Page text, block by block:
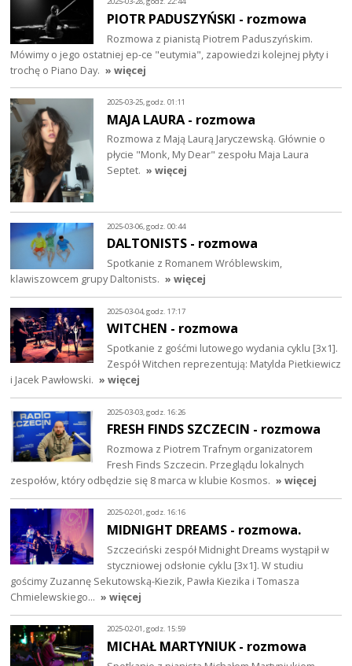
PIOTR PADUSZYŃSKI - rozmowa
Rozmowa z pianistą Piotrem Paduszyńskim.
Mówimy o jego ostatniej ep-ce "eutymia", zapowiedzi kolejnej płyty i
trochę o Piano Day. » więcej
2025-03-25, godz. 01:11
MAJA LAURA - rozmowa
Rozmowa z Mają Laurą Jaryczewską. Głównie o
płycie "Monk, My Dear" zespołu Maja Laura
Septet. » więcej
2025-03-06, godz. 00:44
DALTONISTS - rozmowa
Spotkanie z Romanem Wróblewskim,
klawiszowcem grupy Daltonists. » więcej
2025-03-04, godz. 17:17
WITCHEN - rozmowa
Spotkanie z gośćmi lutowego wydania cyklu [3x1].
Zespół Witchen reprezentują: Matylda Pietkiewicz
i Jacek Pawłowski. » więcej
2025-03-03, godz. 16:26
FRESH FINDS SZCZECIN - rozmowa
Rozmowa z Piotrem Trafnym organizatorem
Fresh Finds Szczecin. Przeglądu lokalnych
zespołów, który odbędzie się 8 marca w klubie Kosmos. » więcej
2025-02-01, godz. 16:16
MIDNIGHT DREAMS - rozmowa.
Szczeciński zespół Midnight Dreams wystąpił w
styczniowej odsłonie cyklu [3x1]. W studiu
gościmy Zuzannę Sekutowską-Kiezik, Pawła Kiezika i Tomasza
Chmielewskiego… » więcej
2025-02-01, godz. 15:59
MICHAŁ MARTYNIUK - rozmowa